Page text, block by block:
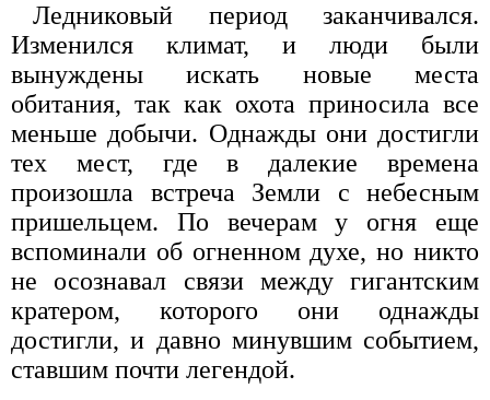
Ледниковый период заканчивался.
Изменился климат, и люди были
вынуждены искать новые места
обитания, так как охота приносила все
меньше добычи. Однажды они достигли
тех мест, где в далекие времена
произошла встреча Земли с небесным
пришельцем. По вечерам у огня еще
вспоминали об огненном духе, но никто
не осознавал связи между гигантским
кратером, которого они однажды
достигли, и давно минувшим событием,
ставшим почти легендой.